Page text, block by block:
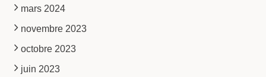
mars 2024
novembre 2023
octobre 2023
juin 2023